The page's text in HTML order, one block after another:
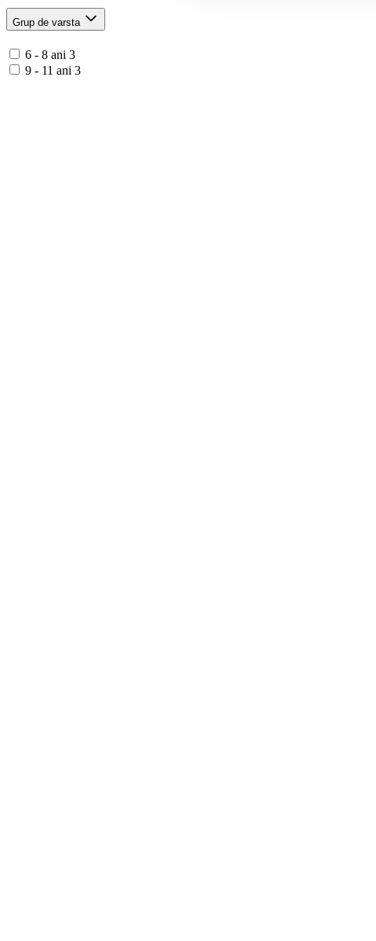
Grup de varsta
6 - 8 ani 3
9 - 11 ani 3